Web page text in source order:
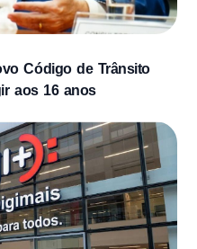
Código de Trânsito
aos 16 anos